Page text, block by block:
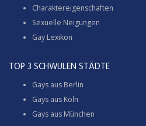
Charaktereigenschaften
Sexuelle Neigungen
Gay Lexikon
TOP 3 SCHWULEN STÄDTE
Gays aus Berlin
Gays aus Köln
Gays aus München